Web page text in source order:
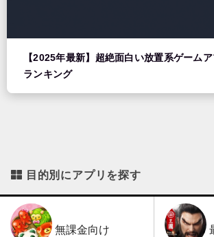
【2025年最新】超絶面白い放置系ゲーム
ランキング
目的別にアプリを探す
無課金向け